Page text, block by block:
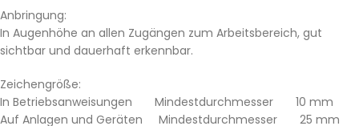
Anbringung:
In Augenhöhe an allen Zugängen zum Arbeitsbereich, gut
sichtbar und dauerhaft erkennbar.
Zeichengröße:
In Betriebsanweisungen Mindestdurchmesser 10 mm
Auf Anlagen und Geräten Mindestdurchmesser 25 mm